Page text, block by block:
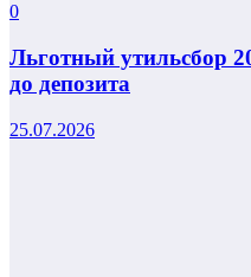
0
Льготный утильсбор
до депозита
25.07.2026